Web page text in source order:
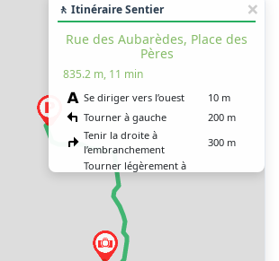
🚶 Itinéraire Sentier
Rue des Aubarèdes, Place des
Pères
835.2 m, 11 min
Se diriger vers l’ouest
10 m
Tourner à gauche
200 m
Tenir la droite à
l’embranchement
300 m
Tourner légèrement à
gauche sur la rue des
Aubarèdes
Tourner légèrement à
droite sur la rue du Barry
du Cros
Tourner à droite sur la